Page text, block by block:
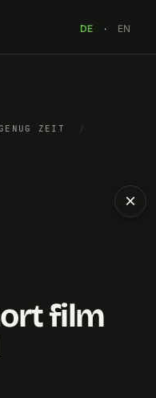
DE · EN
ZEIT
/
film
×